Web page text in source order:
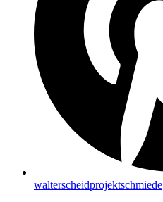
walterscheidprojektschmiede